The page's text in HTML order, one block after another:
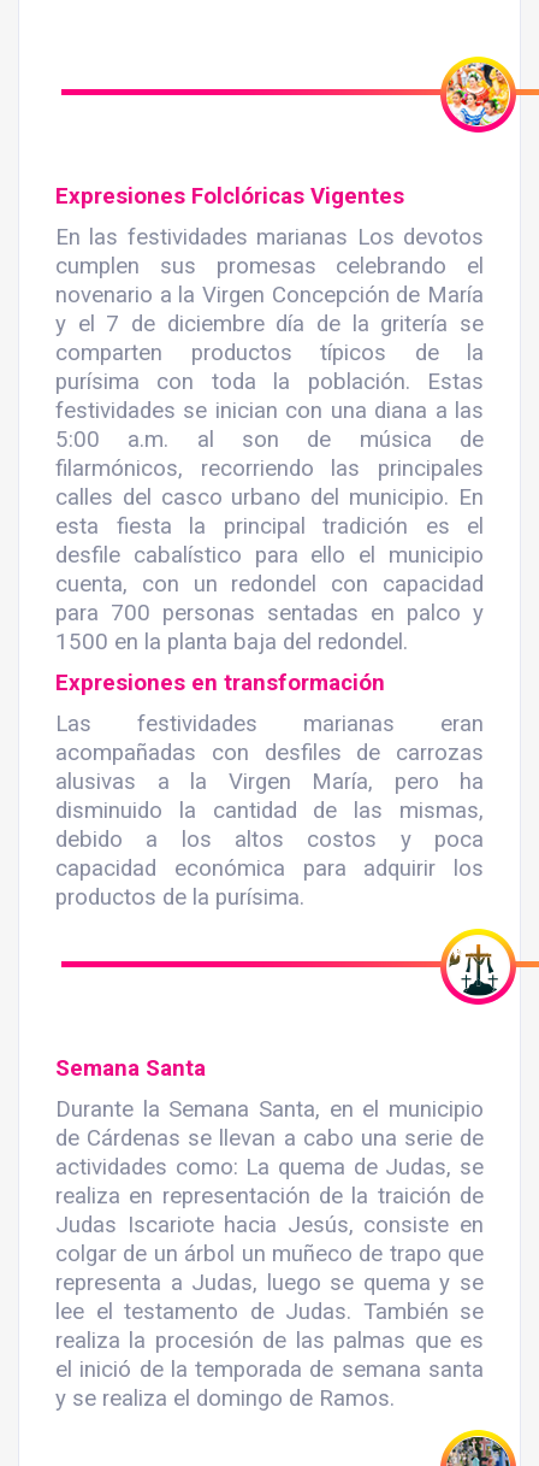
Expresiones Folclóricas Vigentes
En las festividades marianas Los devotos
cumplen sus promesas celebrando el
novenario a la Virgen Concepción de María
y el 7 de diciembre día de la gritería se
comparten productos típicos de la
purísima con toda la población. Estas
festividades se inician con una diana a las
5:00 a.m. al son de música de
filarmónicos, recorriendo las principales
calles del casco urbano del municipio. En
esta fiesta la principal tradición es el
desfile cabalístico para ello el municipio
cuenta, con un redondel con capacidad
para 700 personas sentadas en palco y
1500 en la planta baja del redondel.
Expresiones en transformación
Las festividades marianas eran
acompañadas con desfiles de carrozas
alusivas a la Virgen María, pero ha
disminuido la cantidad de las mismas,
debido a los altos costos y poca
capacidad económica para adquirir los
productos de la purísima.
Semana Santa
Durante la Semana Santa, en el municipio
de Cárdenas se llevan a cabo una serie de
actividades como: La quema de Judas, se
realiza en representación de la traición de
Judas Iscariote hacia Jesús, consiste en
colgar de un árbol un muñeco de trapo que
representa a Judas, luego se quema y se
lee el testamento de Judas. También se
realiza la procesión de las palmas que es
el inició de la temporada de semana santa
y se realiza el domingo de Ramos.